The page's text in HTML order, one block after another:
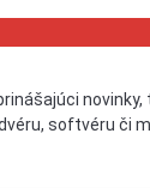
softvéru či